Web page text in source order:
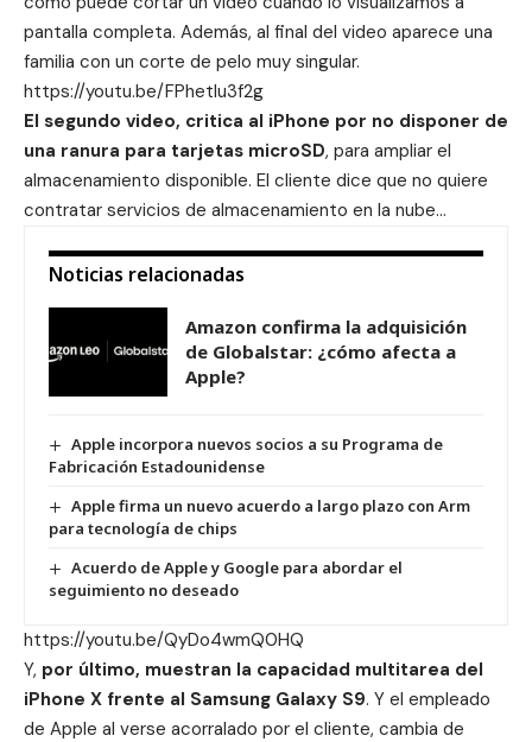
pantalla completa. Además, al final del video aparece una
familia con un corte de pelo muy singular.
https://youtu.be/FPhetlu3f2g
El segundo video, critica al iPhone por no disponer de
una ranura para tarjetas microSD, para ampliar el
almacenamiento disponible. El cliente dice que no quiere
contratar servicios de almacenamiento en la nube…
Noticias relacionadas
Amazon confirma la adquisición
de Globalstar: ¿cómo afecta a
Apple?
Apple incorpora nuevos socios a su Programa de
Fabricación Estadounidense
Apple firma un nuevo acuerdo a largo plazo con Arm
para tecnología de chips
Acuerdo de Apple y Google para abordar el
seguimiento no deseado
https://youtu.be/QyDo4wmQ0HQ
Y, por último, muestran la capacidad multitarea del
iPhone X frente al Samsung Galaxy S9. Y el empleado
de Apple al verse acorralado por el cliente, cambia de